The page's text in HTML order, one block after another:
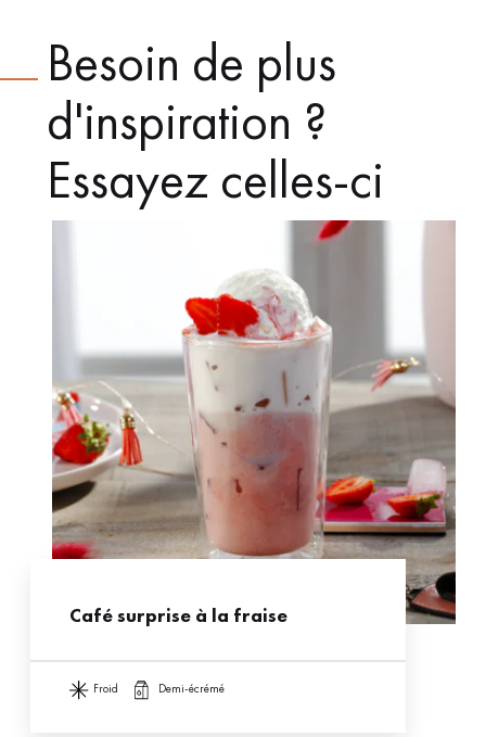
Besoin de plus
d'inspiration ?
Essayez celles-ci
Café surprise à la fraise
froid demi-écrémé